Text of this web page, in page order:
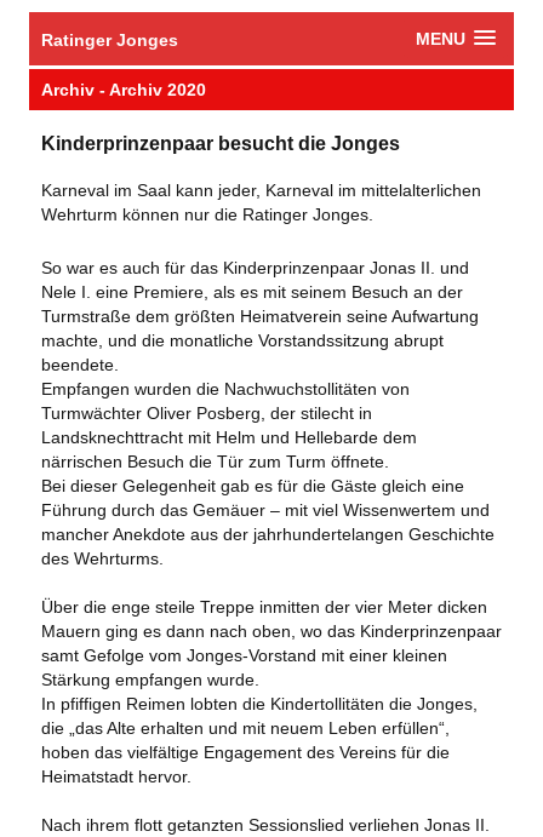
Ratinger Jonges MENU
​Archiv - Archiv 2020
​Kinderprinzenpaar besucht die Jonges
​Karneval im Saal kann jeder, Karneval im mittelalterlichen
Wehrturm können nur die Ratinger Jonges.
So war es auch für das Kinderprinzenpaar Jonas II. und
Nele I. eine Premiere, als es mit seinem Besuch an der
Turmstraße dem größten Heimatverein seine Aufwartung
machte, und die monatliche Vorstandssitzung abrupt
beendete.
Empfangen wurden die Nachwuchstollitäten von
Turmwächter Oliver Posberg, der stilecht in
Landsknechttracht mit Helm und Hellebarde dem
närrischen Besuch die Tür zum Turm öffnete.
Bei dieser Gelegenheit gab es für die Gäste gleich eine
Führung durch das Gemäuer – mit viel Wissenwertem und
mancher Anekdote aus der jahrhundertelangen Geschichte
des Wehrturms.
Über die enge steile Treppe inmitten der vier Meter dicken
Mauern ging es dann nach oben, wo das Kinderprinzenpaar
samt Gefolge vom Jonges-Vorstand mit einer kleinen
Stärkung empfangen wurde.
In pfiffigen Reimen lobten die Kindertollitäten die Jonges,
die „das Alte erhalten und mit neuem Leben erfüllen“,
hoben das vielfältige Engagement des Vereins für die
Heimatstadt hervor.
Nach ihrem flott getanzten Sessionslied verliehen Jonas II.